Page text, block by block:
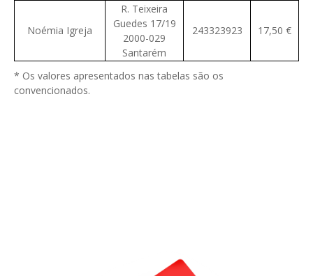
Noémia Igreja
R. Teixeira
Guedes 17/19
2000-029
Santarém
243323923 17,50 €
* Os valores apresentados nas tabelas são os
convencionados.